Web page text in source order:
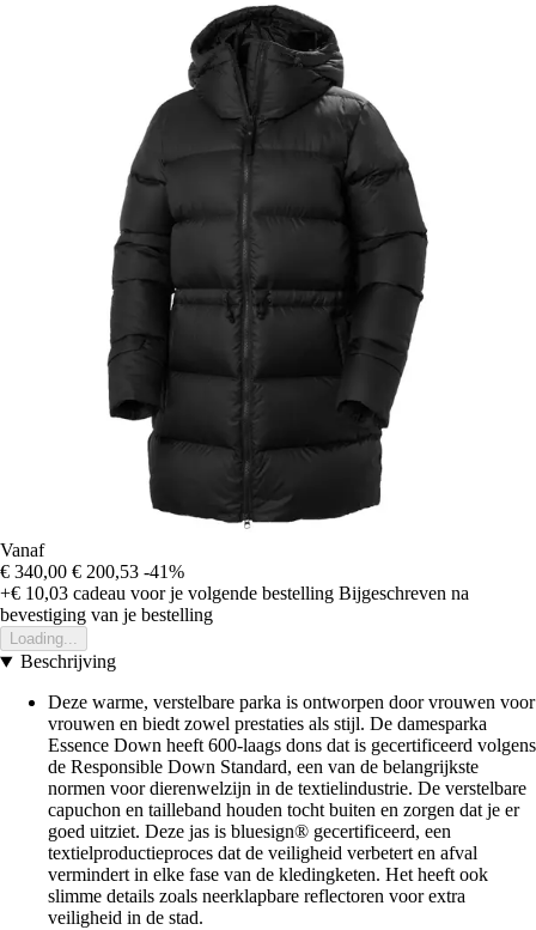
Vanaf
€ 340,00 € 200,53 -41%
+€ 10,03 cadeau voor je volgende bestelling Bijgeschreven na
bevestiging van je bestelling
Loading...
Beschrijving
Deze warme, verstelbare parka is ontworpen door vrouwen voor
vrouwen en biedt zowel prestaties als stijl. De damesparka
Essence Down heeft 600-laags dons dat is gecertificeerd volgens
de Responsible Down Standard, een van de belangrijkste
normen voor dierenwelzijn in de textielindustrie. De verstelbare
capuchon en tailleband houden tocht buiten en zorgen dat je er
goed uitziet. Deze jas is bluesign® gecertificeerd, een
textielproductieproces dat de veiligheid verbetert en afval
vermindert in elke fase van de kledingketen. Het heeft ook
slimme details zoals neerklapbare reflectoren voor extra
veiligheid in de stad.